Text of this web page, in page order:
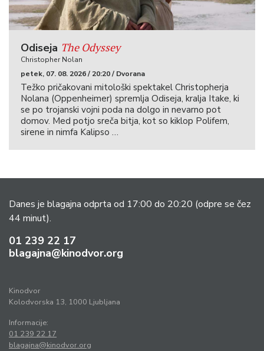
Odiseja The Odyssey
Christopher Nolan
petek, 07. 08. 2026 / 20:20 / Dvorana
Težko pričakovani mitološki spektakel Christopherja
Nolana (Oppenheimer) spremlja Odiseja, kralja Itake, ki
se po trojanski vojni poda na dolgo in nevarno pot
domov. Med potjo sreča bitja, kot so kiklop Polifem,
sirene in nimfa Kalipso …
Danes je blagajna odprta od 17:00 do 20:20 (odpre se čez
44 minut).
01 239 22 17
blagajna@kinodvor.org
Kinodvor
Kolodvorska 13, 1000 Ljubljana
Informacije:
01 239 22 17
blagajna@kinodvor.org